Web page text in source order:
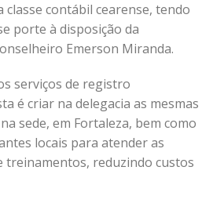
contábil cearense, tendo
porte à disposição da
Emerson Miranda.
serviços de registro
é criar na delegacia as mesmas
sede, em Fortaleza, bem como
locais para atender as
treinamentos, reduzindo custos